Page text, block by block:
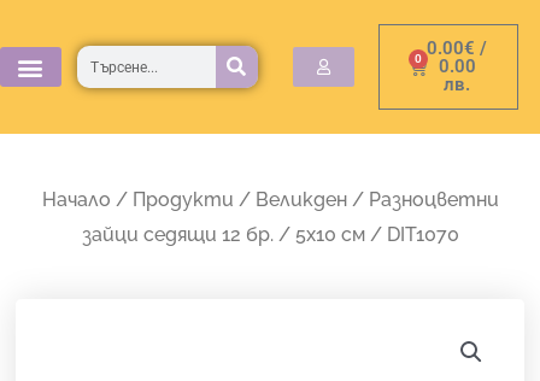
to
content
0.00€ /
0.00
лв.
0
Cart
Търсене
Начало / Продукти / Великден/ Разноцветни
зайци седящи 12 бр. / 5х10 см / DIT1070